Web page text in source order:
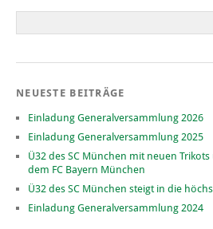
NEUESTE BEITRÄGE
Einladung Generalversammlung 2026
Einladung Generalversammlung 2025
Ü32 des SC München mit neuen
dem FC Bayern München
Ü32 des SC München steigt in die
Einladung Generalversammlung 2024